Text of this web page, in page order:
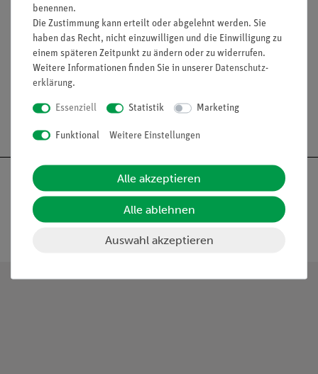
Nach oben
benennen.
Die Zustimmung kann erteilt oder abgelehnt werden. Sie
haben das Recht, nicht einzuwilligen und die Einwilligung zu
einem späteren Zeitpunkt zu ändern oder zu widerrufen.
Weitere Informationen finden Sie in unserer Daten­schutz­
erklärung.
Essenziell Statistik Marketing
Funktional Weitere Einstellungen
Alle akzeptieren
Alle ablehnen
Auswahl akzeptieren